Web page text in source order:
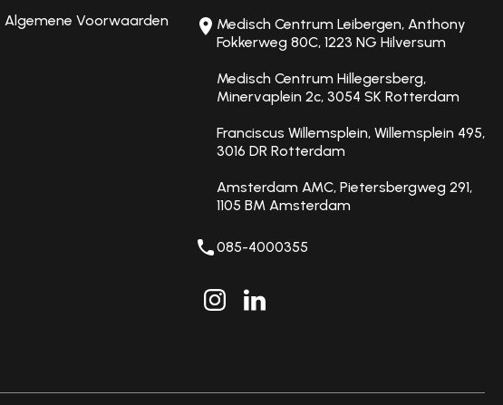
Algemene Voorwaarden
Medisch Centrum Leibergen, Anthony
Fokkerweg 80C, 1223 NG Hilversum
Medisch Centrum Hillegersberg,
Minervaplein 2c, 3054 SK Rotterdam
Franciscus Willemsplein, Willemsplein 495,
3016 DR Rotterdam
Amsterdam AMC, Pietersbergweg 291,
1105 BM Amsterdam
085-4000355